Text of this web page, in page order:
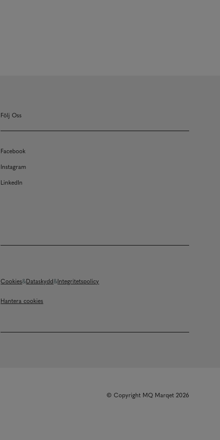
Följ Oss
Facebook
Instagram
LinkedIn
Cookies Dataskydd Integritetspolicy
Hantera cookies
© Copyright MQ Marqet 2026